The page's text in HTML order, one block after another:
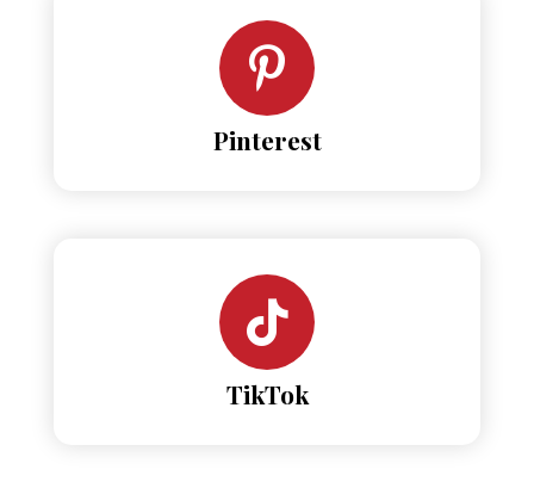
Pinterest
TikTok